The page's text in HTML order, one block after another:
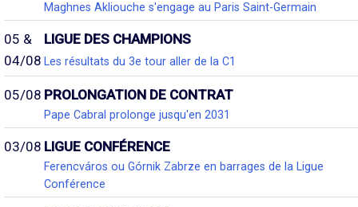
Maghnes Akliouche s'engage au Paris Saint-Germain
05 &
04/08
LIGUE DES CHAMPIONS
Les résultats du 3e tour aller de la C1
05/08 PROLONGATION DE CONTRAT
Pape Cabral prolonge jusqu'en 2031
03/08 LIGUE CONFÉRENCE
Ferencváros ou Górnik Zabrze en barrages de la Ligue
Conférence